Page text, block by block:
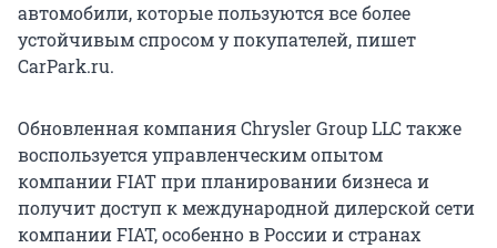
автомобили, которые пользуются все более
устойчивым спросом у покупателей, пишет
CarPark.ru.
Обновленная компания Chrysler Group LLC также
воспользуется управленческим опытом
компании FIAT при планировании бизнеса и
получит доступ к международной дилерской сети
компании FIAT, особенно в России и странах